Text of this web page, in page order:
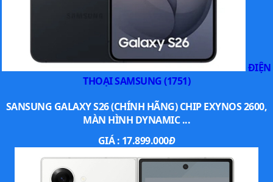
Hz ở độ phân giải 1080p + (có trong Galaxy A22 5G) nhưng
Galaxy Wide5 lại không hỗ trợ. Màn hình LCD của máy vẫn có
kích cỡ 6,6 inch với độ phân giải 1080p + và camera selfie hình
chữ V, không có tốc độ làm mới cao.
ĐIỆN
THOẠI SAMSUNG (1751)
SANSUNG GALAXY S26 (CHÍNH HÃNG) CHIP EXYNOS 2600,
MÀN HÌNH DYNAMIC ...
GIÁ : 17.899.000Đ